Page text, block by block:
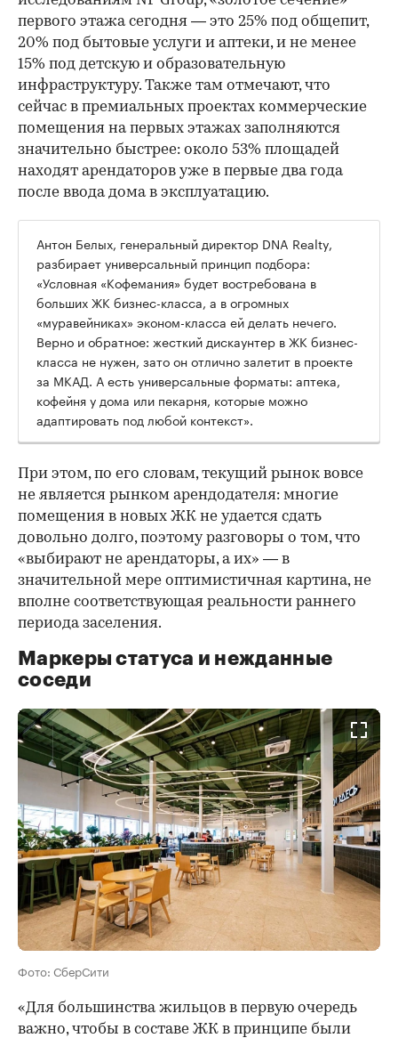
первого этажа сегодня — это 25% под общепит,
20% под бытовые услуги и аптеки, и не менее
15% под детскую и образовательную
инфраструктуру. Также там отмечают, что
сейчас в премиальных проектах коммерческие
помещения на первых этажах заполняются
значительно быстрее: около 53% площадей
находят арендаторов уже в первые два года
после ввода дома в эксплуатацию.
Антон Белых, генеральный директор DNA Realty,
разбирает универсальный принцип подбора:
«Условная «Кофемания» будет востребована в
больших ЖК бизнес-класса, а в огромных
«муравейниках» эконом-класса ей делать нечего.
Верно и обратное: жесткий дискаунтер в ЖК бизнес-
класса не нужен, зато он отлично залетит в проекте
за МКАД. А есть универсальные форматы: аптека,
кофейня у дома или пекарня, которые можно
адаптировать под любой контекст».
При этом, по его словам, текущий рынок вовсе
не является рынком арендодателя: многие
помещения в новых ЖК не удается сдать
довольно долго, поэтому разговоры о том, что
«выбирают не арендаторы, а их» — в
значительной мере оптимистичная картина, не
вполне соответствующая реальности раннего
периода заселения.
Маркеры статуса и нежданные
соседи
Фото: СберСити
«Для большинства жильцов в первую очередь
важно, чтобы в составе ЖК в принципе были